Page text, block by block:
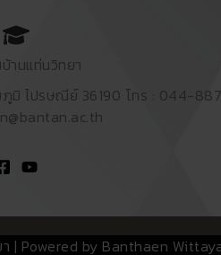
านแท่นวิทยา
ภูมิ ไปรษณีย์ 36190 โทร : 044-
| Powered by Banthaen